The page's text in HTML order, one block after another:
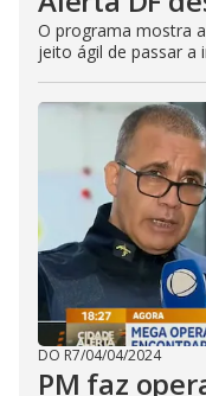
O programa mostra
jeito ágil de passar a
DO R7/04/04/2024
PM faz